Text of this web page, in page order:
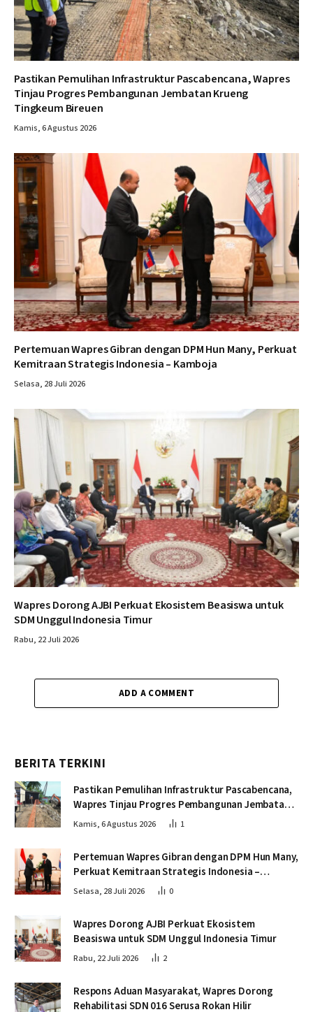
Pastikan Pemulihan Infrastruktur Pascabencana, Wapres
Tinjau Progres Pembangunan Jembatan Krueng
Tingkeum Bireuen
Kamis, 6 Agustus 2026
Pertemuan Wapres Gibran dengan DPM Hun Many, Perkuat
Kemitraan Strategis Indonesia – Kamboja
Selasa, 28 Juli 2026
Wapres Dorong AJBI Perkuat Ekosistem Beasiswa untuk
SDM Unggul Indonesia Timur
Rabu, 22 Juli 2026
ADD A COMMENT
BERITA TERKINI
Pastikan Pemulihan Infrastruktur Pascabencana,
Wapres Tinjau Progres Pembangunan Jembatan
Krueng Tingkeum Bireuen
Kamis, 6 Agustus 2026 1
Pertemuan Wapres Gibran dengan DPM Hun Many,
Perkuat Kemitraan Strategis Indonesia –
Kamboja
Selasa, 28 Juli 2026 0
Wapres Dorong AJBI Perkuat Ekosistem
Beasiswa untuk SDM Unggul Indonesia Timur
Rabu, 22 Juli 2026 2
Respons Aduan Masyarakat, Wapres Dorong
Rehabilitasi SDN 016 Serusa Rokan Hilir